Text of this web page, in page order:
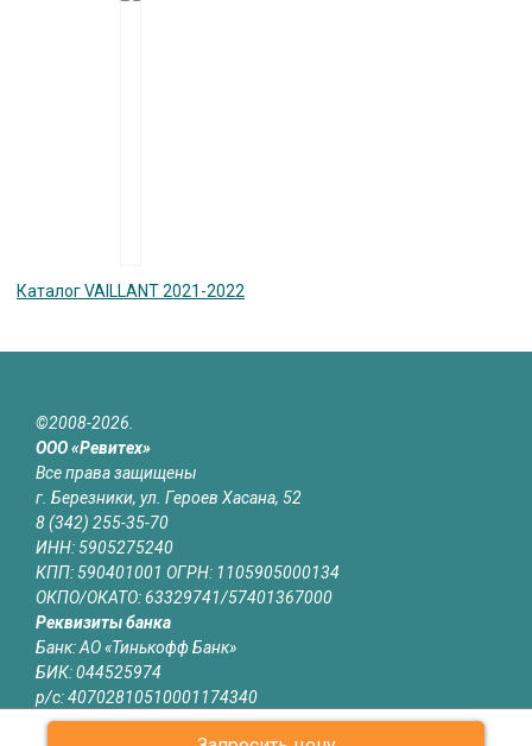
Каталог VAILLANT 2021-2022
©2008-2026.
ООО «Ревитех»
Все права защищены
г. Березники, ул. Героев Хасана, 52
8 (342) 255-35-70
ИНН: 5905275240
КПП: 590401001 ОГРН: 1105905000134
ОКПО/ОКАТО: 63329741/57401367000
Реквизиты банка
Банк: АО «Тинькофф Банк»
БИК: 044525974
р/с: 40702810510001174340
к/с: 30101810145250000974